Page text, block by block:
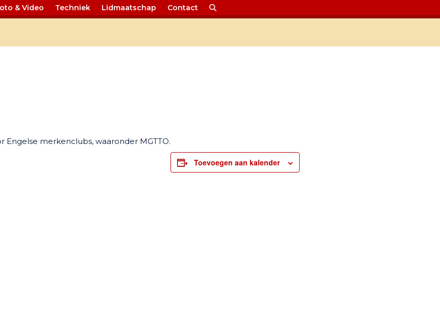
& Video Techniek Lidmaatschap Contact
Engelse merkenclubs, waaronder MGTTO.
Toevoegen aan kalender